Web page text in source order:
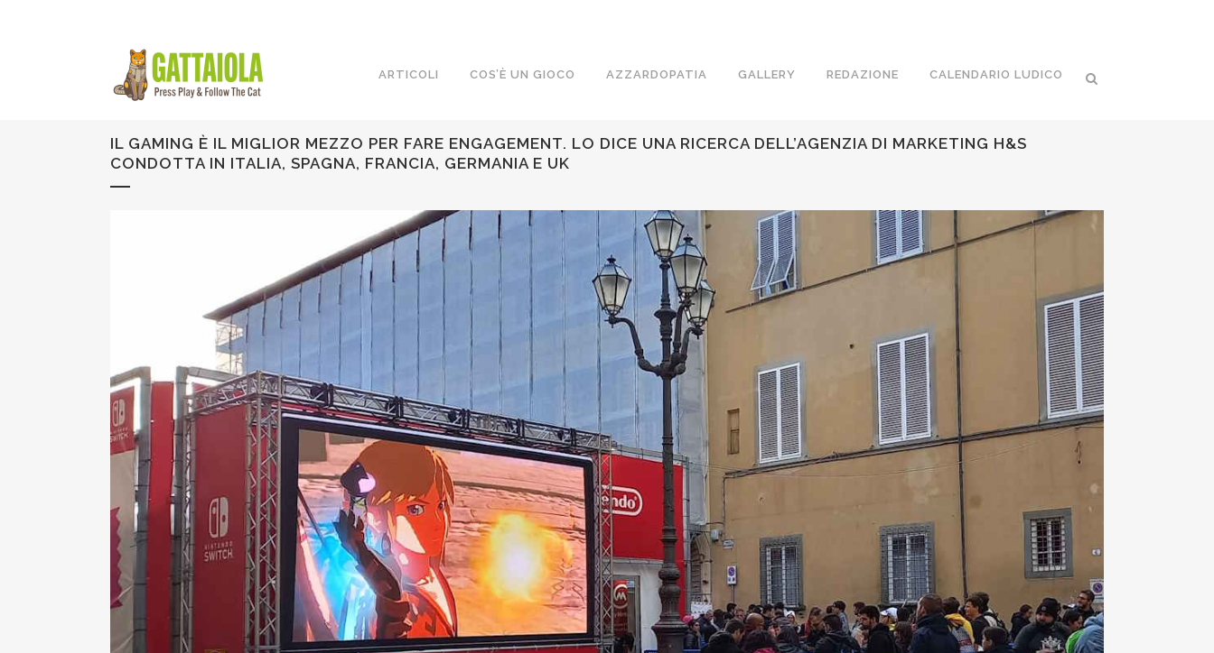
ARTICOLI COS’È UN GIOCO AZZARDOPATIA GALLERY REDAZIONE CALENDARIO LUDICO
IL GAMING È IL MIGLIOR MEZZO PER FARE ENGAGEMENT. LO DICE UNA RICERCA DELL’AGENZIA DI MARKETING H&S
CONDOTTA IN ITALIA, SPAGNA, FRANCIA, GERMANIA E UK